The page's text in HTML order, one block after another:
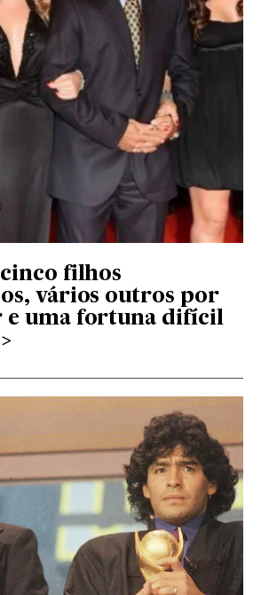
filhos
vários outros por
e uma fortuna difícil